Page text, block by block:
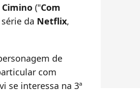
("Com
da Netflix,
de
com
se interessa na 3ª